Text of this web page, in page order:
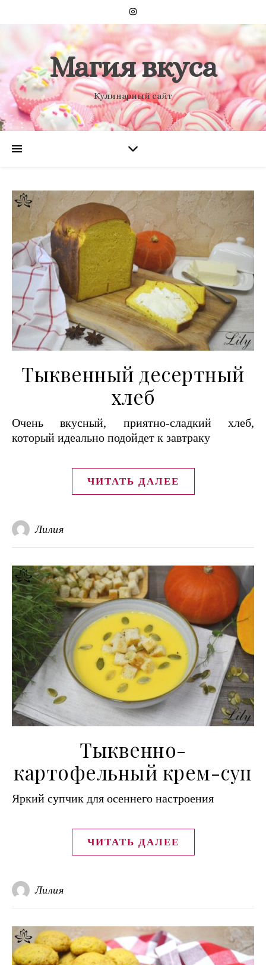
Магия вкуса
Кулинарный сайт
Тыквенный десертный
хлеб
Очень вкусный, приятно-сладкий хлеб,
который идеально подойдет к завтраку
ЧИТАТЬ ДАЛЕЕ
Лилия
Тыквенно-
картофельный крем-суп
Яркий супчик для осеннего настроения
ЧИТАТЬ ДАЛЕЕ
Лилия